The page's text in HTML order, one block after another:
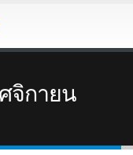
จิกายน